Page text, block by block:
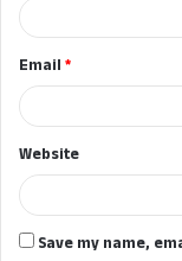
Email*
Website
Save my name,